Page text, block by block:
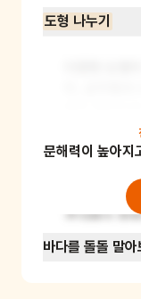
도형 나누기
다양한 도형
미, 삼각형
들은 절반으
야 할까요?
이용하여 도
능숙한 아이
거나, 사등
결과물이 정
봅시다. 수개
문해력이 높아지
바다를 돌돌 말아